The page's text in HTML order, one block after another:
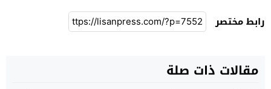
رابط مختصر
مقالات ذات صلة